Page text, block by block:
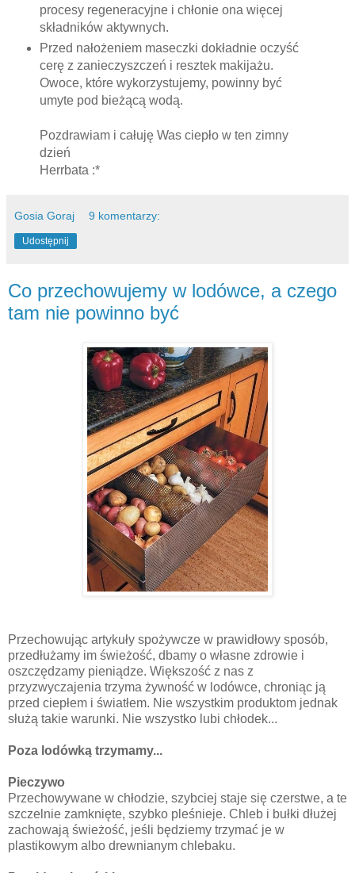
procesy regeneracyjne i chłonie ona więcej
składników aktywnych.
Przed nałożeniem maseczki dokładnie oczyść
cerę z zanieczyszczeń i resztek makijażu.
Owoce, które wykorzystujemy, powinny być
umyte pod bieżącą wodą.
Pozdrawiam i całuję Was ciepło w ten zimny
dzień
Herrbata :*
Gosia Goraj 9 komentarzy:
Udostępnij
Co przechowujemy w lodówce, a czego
tam nie powinno być
Przechowując artykuły spożywcze w prawidłowy sposób,
przedłużamy im świeżość, dbamy o własne zdrowie i
oszczędzamy pieniądze. Większość z nas z
przyzwyczajenia trzyma żywność w lodówce, chroniąc ją
przed ciepłem i światłem. Nie wszystkim produktom jednak
służą takie warunki. Nie wszystko lubi chłodek...
Poza lodówką trzymamy...
Pieczywo
Przechowywane w chłodzie, szybciej staje się czerstwe, a te
szczelnie zamknięte, szybko pleśnieje. Chleb i bułki dłużej
zachowają świeżość, jeśli będziemy trzymać je w
plastikowym albo drewnianym chlebaku.